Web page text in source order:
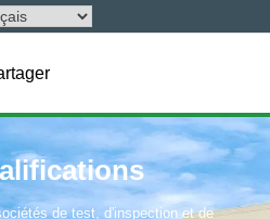
de test, d'inspection et de